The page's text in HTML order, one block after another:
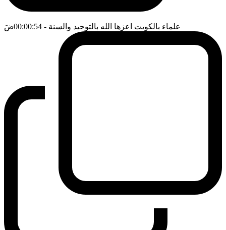
علماء بالكويت اعزها الله بالتوحيد والسنة - 00:00:54 ضَ